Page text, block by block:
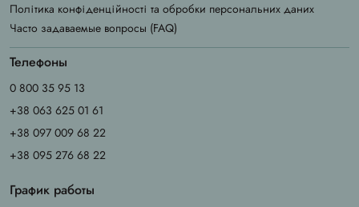
Політика конфіденційності та обробки персональних даних
Часто задаваемые вопросы (FAQ)
Телефоны
0 800 35 95 13
+38 063 625 01 61
+38 097 009 68 22
+38 095 276 68 22
График работы